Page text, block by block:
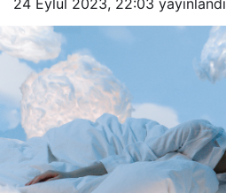
24 Eylül 2023, 22:03 yayınlandı